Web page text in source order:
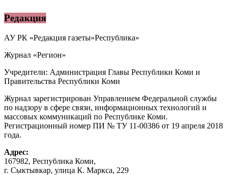
Редакция
АУ РК «Редакция газеты»Республика»
Журнал «Регион»
Учредители: Администрация Главы Республики Коми и
Правительства Республики Коми
Журнал зарегистрирован Управлением Федеральной службы
по надзору в сфере связи, информационных технологий и
массовых коммуникаций по Республике Коми.
Регистрационный номер ПИ № ТУ 11-00386 от 19 апреля 2018
года.
Адрес:
167982, Республика Коми,
г. Сыктывкар, улица К. Маркса, 229